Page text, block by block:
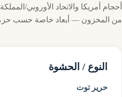
أمريكا والاتحاد الأوروبي/
المخزون — أبعاد خاصة حسب حزمة
النوع / الحشوة
حرير توت